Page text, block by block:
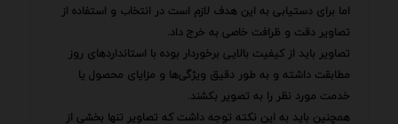
اما برای دستیابی به این هدف لازم است در انتخاب و استفاده از
تصاویر دقت و ظرافت خاصی به خرج داد.
تصاویر باید از کیفیت بالایی برخوردار بوده با استانداردهای روز
مطابقت داشته و به طور دقیق ویژگی‌ها و مزایای محصول یا
خدمت مورد نظر را به تصویر بکشند.
همچنین باید به این نکته توجه داشت که تصاویر تنها بخشی از